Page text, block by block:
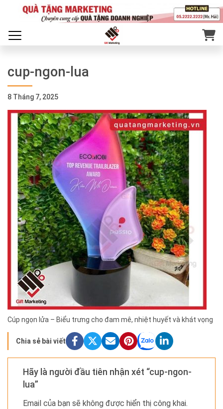
cup-ngon-lua
8 Tháng 7, 2025
Cúp ngọn lửa – Biểu trưng cho đam mê, nhiệt huyết và khát vọng
Chia sẻ bài viết
Hãy là người đầu tiên nhận xét “cup-ngon-
lua”
Email của bạn sẽ không được hiển thị công khai.